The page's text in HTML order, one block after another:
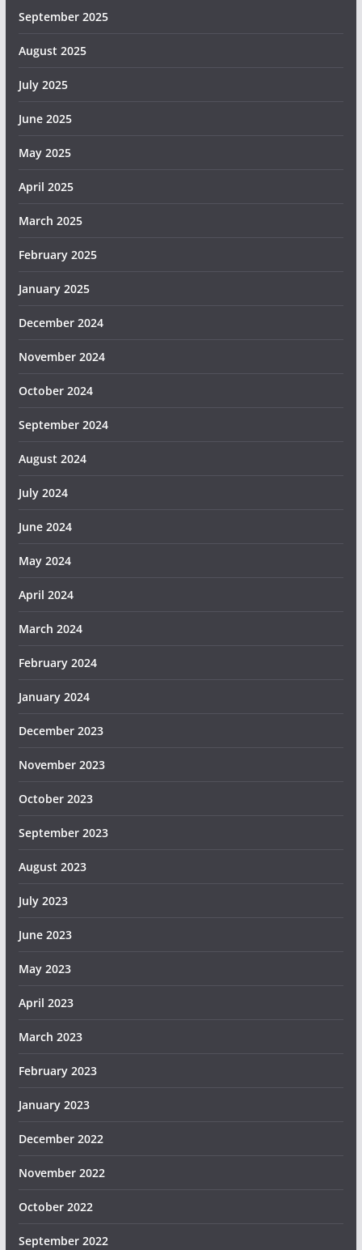
September 2025
August 2025
July 2025
June 2025
May 2025
April 2025
March 2025
February 2025
January 2025
December 2024
November 2024
October 2024
September 2024
August 2024
July 2024
June 2024
May 2024
April 2024
March 2024
February 2024
January 2024
December 2023
November 2023
October 2023
September 2023
August 2023
July 2023
June 2023
May 2023
April 2023
March 2023
February 2023
January 2023
December 2022
November 2022
October 2022
September 2022